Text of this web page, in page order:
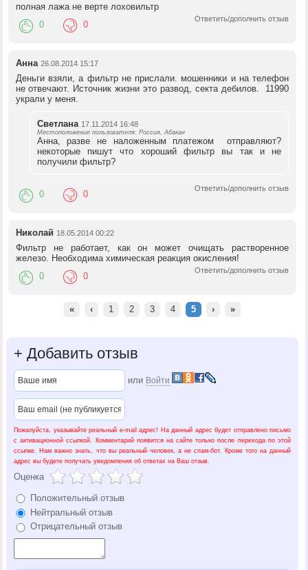
полная лажа не верте лоховильтр
Ответить/дополнить отзыв
0 0
Анна 26.08.2014 15:17
Деньги взяли, а фильтр не прислали. мошенники и на телефон
не отвечают. Источник жизни это развод, секта дебилов. 11990
украли у меня.
Светлана 17.11.2014 16:48
Местоположение пользователя: Россия, Абакан
Анна, разве не наложенным платежом отправляют?
некоторые пишут что хороший фильтр вы так и не
получили фильтр?
Ответить/дополнить отзыв
0 0
Николай 18.05.2014 00:22
Фильтр не работает, как он может очищать растворенное
железо. Необходима химическая реакция окисления!
Ответить/дополнить отзыв
0 0
« ‹ 1 2 3 4 5 › »
+ Добавить отзыв
или Войти
Пожалуйста, указывайте реальный e-mail адрес! На данный адрес будет отправлено письмо
с активационной ссылкой. Комментарий появится на сайте только после перехода по этой
ссылке. Нам важно знать, что вы реальный человек, а не спам-бот. Кроме того на данный
адрес вы будете получать уведомления об ответах на Ваш отзыв.
Оценка
Положительный отзыв
Нейтральный отзыв
Отрицательный отзыв